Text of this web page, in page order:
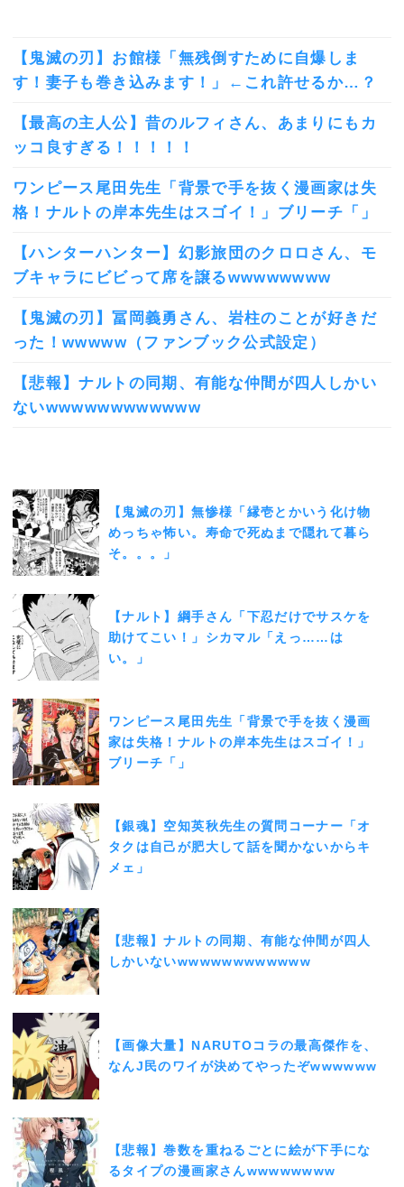
【鬼滅の刃】お館様「無残倒すために自爆しま
す！妻子も巻き込みます！」←これ許せるか…？
【最高の主人公】昔のルフィさん、あまりにもカ
ッコ良すぎる！！！！！
ワンピース尾田先生「背景で手を抜く漫画家は失
格！ナルトの岸本先生はスゴイ！」ブリーチ「」
【ハンターハンター】幻影旅団のクロロさん、モ
ブキャラにビビって席を譲るwwwwwwww
【鬼滅の刃】冨岡義勇さん、岩柱のことが好きだ
った！wwwww（ファンブック公式設定）
【悲報】ナルトの同期、有能な仲間が四人しかい
ないwwwwwwwwwwww
【鬼滅の刃】無惨様「縁壱とかいう化け物
めっちゃ怖い。寿命で死ぬまで隠れて暮ら
そ。。。」
【ナルト】綱手さん「下忍だけでサスケを
助けてこい！」シカマル「えっ……は
い。」
ワンピース尾田先生「背景で手を抜く漫画
家は失格！ナルトの岸本先生はスゴイ！」
ブリーチ「」
【銀魂】空知英秋先生の質問コーナー「オ
タクは自己が肥大して話を聞かないからキ
メェ」
【悲報】ナルトの同期、有能な仲間が四人
しかいないwwwwwwwwwwww
【画像大量】NARUTOコラの最高傑作を、
なんJ民のワイが決めてやったぞwwwwww
【悲報】巻数を重ねるごとに絵が下手にな
るタイプの漫画家さんwwwwwwww